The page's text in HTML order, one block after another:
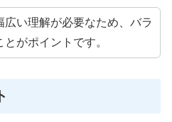
広い理解が必要なため、バラ
がポイントです。